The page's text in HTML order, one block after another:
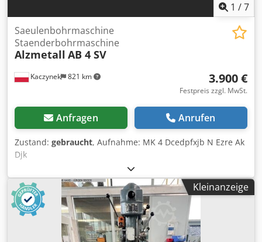
1 /7
Kaczynek 821 km
Saeulenbohrmaschine
Staenderbohrmaschine
Alzmetall AB 4 SV
3.900 €
Festpreis zzgl. MwSt.
Anfragen Anrufen
Zustand: gebraucht, Aufnahme: MK 4 Dcedpfxjb N Ezre Ak
Djk
Kleinanzeige